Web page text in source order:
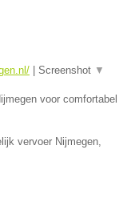
Screenshot ▼
voor comfortabel
vervoer Nijmegen,